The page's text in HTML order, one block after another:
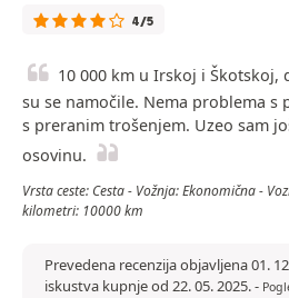
4/5
10 000 km u Irskoj i
su se namočile. Nema problema s
s preranim trošenjem. Uzeo sam
osovinu.
Vrsta ceste: Cesta - Vožnja: Ekonomična -
kilometri: 10000 km
Prevedena recenzija objavljena 01.
iskustva kupnje od 22. 05. 2025.-